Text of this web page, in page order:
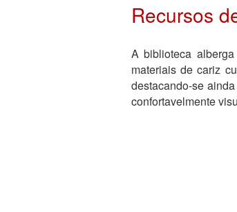
Recursos
A biblioteca
materiais de cariz
destacando-se
confortavelmente